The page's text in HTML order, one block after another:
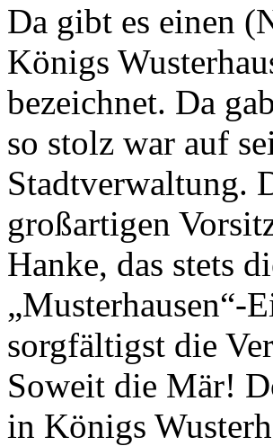
Da gibt es einen
Königs
bezeichnet. Da
so stolz war auf
Stadtverwaltung.
großartigen
Hanke, das stets
„Musterhausen“-
sorgfältigst die
Soweit die Mär!
in Königs